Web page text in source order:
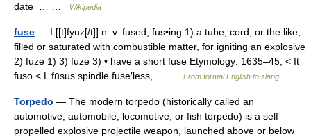
date=… …
Wikipedia
fuse — I [[t]fyuz[/t]] n. v. fused, fus•ing 1) a tube, cord, or the like,
filled or saturated with combustible matter, for igniting an explosive
2) fuze 1) 3) fuze 3) • have a short fuse Etymology: 1635–45; < It
fuso < L fūsus spindle fuse′less,… …
From formal English to slang
Torpedo — The modern torpedo (historically called an
automotive, automobile, locomotive, or fish torpedo) is a self
propelled explosive projectile weapon, launched above or below